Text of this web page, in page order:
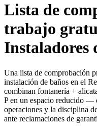
Lista de
trabajo
Instaladores
Una lista de comprobación
instalación de baños en el
combinan fontanería +
P en un espacio reducido —
operaciones y la disciplina
ante reclamaciones de